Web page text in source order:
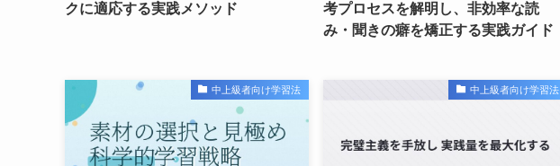
クに適応する実践メソッド
考プロセスを解明し、非効率な読
み・聞きの癖を矯正する実践ガイド
中上級者向け学習法 中上級者向け学習法